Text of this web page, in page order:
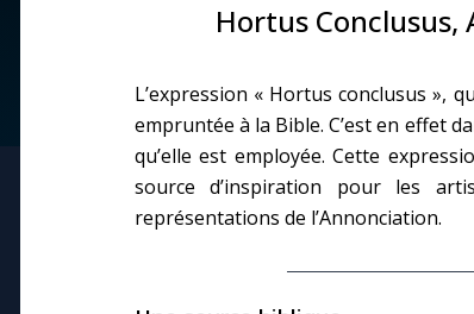
Une Minute avec Marie
Hortus Conclusus,
L’expression « Hortus conclusus »,
empruntée à la Bible. C’est en effet
qu’elle est employée. Cette
source d’inspiration pour les
représentations de l’Annonciation.